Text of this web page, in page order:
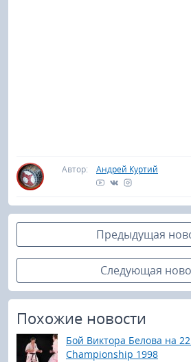
Автор: Андрей Куртий
Предыдущая
Следующая
Похожие новости
Бой Виктора Белова на
Championship 1998